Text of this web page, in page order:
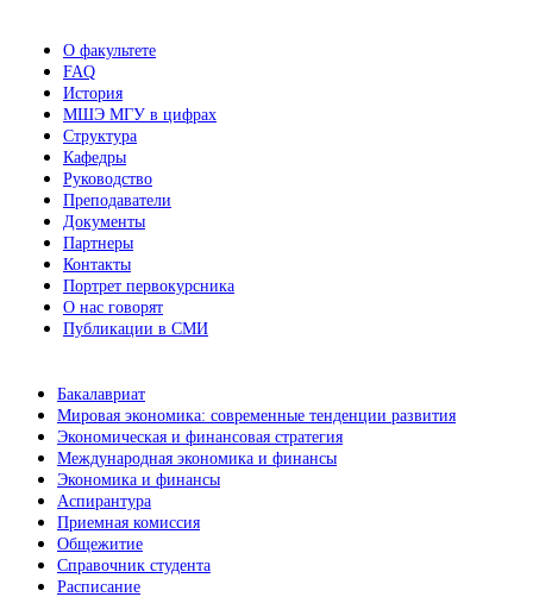
О факультете
FAQ
История
МШЭ МГУ в цифрах
Структура
Кафедры
Руководство
Преподаватели
Документы
Партнеры
Контакты
Портрет первокурсника
О нас говорят
Публикации в СМИ
Бакалавриат
Мировая экономика: современные тенденции развития
Экономическая и финансовая стратегия
Международная экономика и финансы
Экономика и финансы
Аспирантура
Приемная комиссия
Общежитие
Справочник студента
Расписание